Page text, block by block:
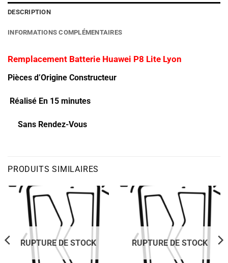
DESCRIPTION
INFORMATIONS COMPLÉMENTAIRES
Remplacement Batterie Huawei P8 Lite Lyon
Pièces d’Origine Constructeur
Réalisé En 15 minutes
Sans Rendez-Vous
PRODUITS SIMILAIRES
RUPTURE DE STOCK RUPTURE DE STOCK